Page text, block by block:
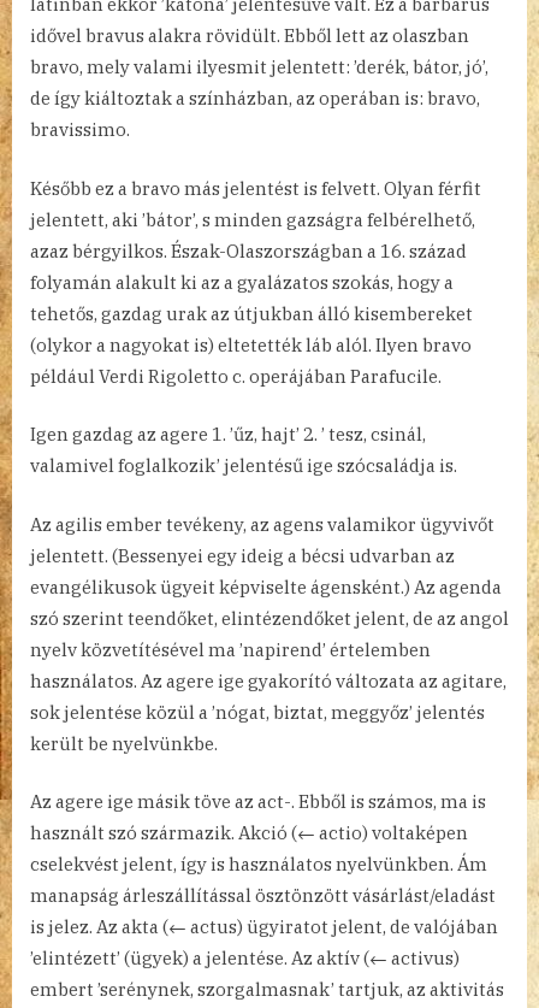
idővel bravus alakra rövidült. Ebből lett az olaszban
bravo, mely valami ilyesmit jelentett: ’derék, bátor, jó’,
de így kiáltoztak a színházban, az operában is: bravo,
bravissimo.
Később ez a bravo más jelentést is felvett. Olyan férfit
jelentett, aki ’bátor’, s minden gazságra felbérelhető,
azaz bérgyilkos. Észak-Olaszországban a 16. század
folyamán alakult ki az a gyalázatos szokás, hogy a
tehetős, gazdag urak az útjukban álló kisembereket
(olykor a nagyokat is) eltetették láb alól. Ilyen bravo
például Verdi Rigoletto c. operájában Parafucile.
Igen gazdag az agere 1. ’űz, hajt’ 2. ’ tesz, csinál,
valamivel foglalkozik’ jelentésű ige szócsaládja is.
Az agilis ember tevékeny, az agens valamikor ügyvivőt
jelentett. (Bessenyei egy ideig a bécsi udvarban az
evangélikusok ügyeit képviselte ágensként.) Az agenda
szó szerint teendőket, elintézendőket jelent, de az angol
nyelv közvetítésével ma ’napirend’ értelemben
használatos. Az agere ige gyakorító változata az agitare,
sok jelentése közül a ’nógat, biztat, meggyőz’ jelentés
került be nyelvünkbe.
Az agere ige másik töve az act-. Ebből is számos, ma is
használt szó származik. Akció (← actio) voltaképen
cselekvést jelent, így is használatos nyelvünkben. Ám
manapság árleszállítással ösztönzött vásárlást/eladást
is jelez. Az akta (← actus) ügyiratot jelent, de valójában
’elintézett’ (ügyek) a jelentése. Az aktív (← activus)
embert ’serénynek, szorgalmasnak’ tartjuk, az aktivitás